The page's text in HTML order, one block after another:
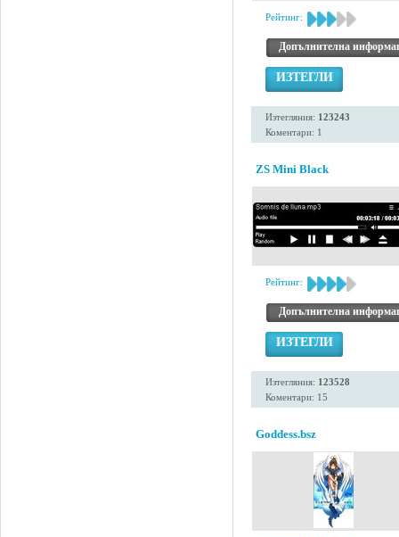
Рейтинг:
Допълнителна
ИЗТЕГЛИ
Изтегляния: 123243
Коментари: 1
ZS Mini Black
Рейтинг:
Допълнителна
ИЗТЕГЛИ
Изтегляния: 123528
Коментари: 15
Goddess.bsz